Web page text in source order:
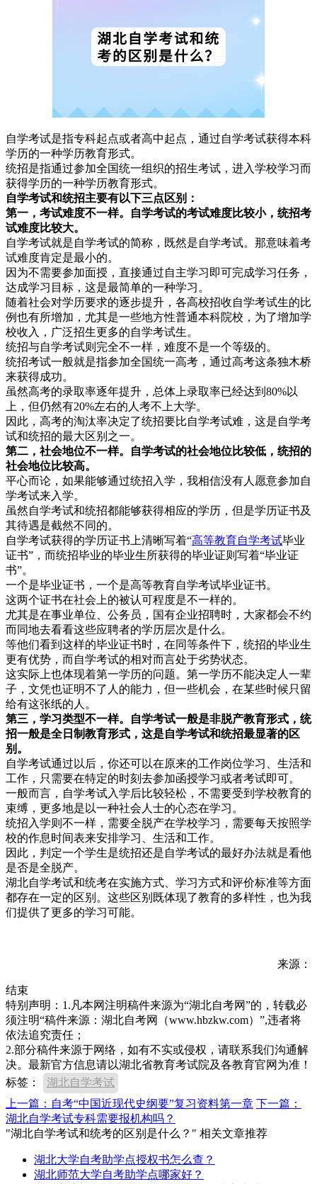
自学考试是指专科起点或者高中起点，通过自学考试获得本科
学历的一种学历教育形式。
统招是指通过参加全国统一组织的招生考试，进入学校学习而
获得学历的一种学历教育形式。
自学考试和统招主要有以下三点区别：
第一，考试难度不一样。自学考试的考试难度比较小，统招考
试难度比较大。
自学考试就是自学考试的简称，既然是自学考试。那意味着考
试难度肯定是最小的。
因为不需要参加面授，直接通过自主学习即可完成学习任务，
达成学习目标，这是最简单的一种学习。
随着社会对学历要求的逐步提升，各高校招收自学考试生的比
例也有所增加，尤其是一些地方性普通本科院校，为了增加学
校收入，广泛招生更多的自学考试生。
统招与自学考试则完全不一样，难度不是一个等级的。
统招考试一般就是指参加全国统一高考，通过高考这条独木桥
来获得成功。
虽然高考的录取率逐年提升，总体上录取率已经达到80%以
上，但仍然有20%左右的人考不上大学。
因此，高考的淘汰率决定了统招要比自学考试难，这是自学考
试和统招的最大区别之一。
第二，社会地位不一样。自学考试的社会地位比较低，统招的
社会地位比较高。
平心而论，如果能够通过统招入学，我相信没有人愿意参加自
学考试来入学。
虽然自学考试和统招都能够获得相应的学历，但是学历证书及
其待遇是截然不同的。
自学考试获得的学历证书上清晰写着“高等教育自学考试毕业
证书”，而统招毕业的毕业生所获得的毕业证则写着“毕业证
书”。
一个是毕业证书，一个是高等教育自学考试毕业证书。
这两个证书在社会上的被认可程度是不一样的。
尤其是在事业单位、公务员，国有企业招聘时，大家都会不约
而同地去看看这些应聘者的学历层次是什么。
等他们看到这样的毕业证书时，在同等条件下，统招的毕业生
更有优势，而自学考试的相对而言处于劣势状态。
这实际上也体现着第一学历的问题。第一学历不能决定人一辈
子，文凭也证明不了人的能力，但一些机会，在某些时候只留
给有这张纸的人。
第三，学习类型不一样。自学考试一般是非脱产教育形式，统
招一般是全日制教育形式，这是自学考试和统招最显著的区
别。
自学考试通过以后，你还可以在原来的工作岗位学习、生活和
工作，只需要在特定的时刻去参加函授学习或者考试即可。
一般而言，自学考试入学后比较轻松，不需要受到学校教育的
束缚，更多地是以一种社会人士的心态在学习。
统招入学则不一样，需要全脱产在学校学习，需要每天按照学
校的作息时间表来安排学习、生活和工作。
因此，判定一个学生是统招还是自学考试的最好办法就是看他
是否是全脱产。
湖北自学考试和统考在实施方式、学习方式和评价标准等方面
都存在一定的区别。这些区别既体现了教育的多样性，也为我
们提供了更多的学习可能。
来源：
结束
特别声明：1.凡本网注明稿件来源为“湖北自考网”的，转载必
须注明“稿件来源：湖北自考网（www.hbzkw.com）”,违者将
依法追究责任；
2.部分稿件来源于网络，如有不实或侵权，请联系我们沟通解
决。最新官方信息请以湖北省教育考试院及各教育官网为准！
标签：
湖北自学考试
上一篇：自考“中国近现代史纲要”复习资料第一章 下一篇：
湖北自学考试专科需要报机构吗？
"湖北自学考试和统考的区别是什么？" 相关文章推荐
湖北大学自考助学点授权书怎么查？
湖北师范大学自考助学点哪家好？